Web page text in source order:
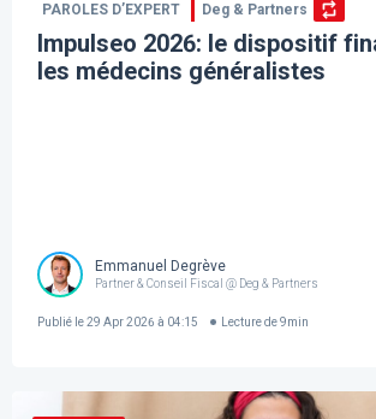
PAROLES D’EXPERT Deg & Partners
Impulseo 2026: le dispositif
les médecins généralistes
Emmanuel Degrève
Partner & Conseil Fiscal @ Deg & Partners
Publié le29 Apr 2026 à 04:15 Lecture de 9min